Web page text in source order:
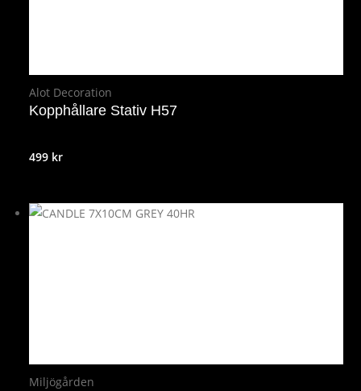
Alot Decoration
Kopphållare Stativ H57
499 kr
Miljögården